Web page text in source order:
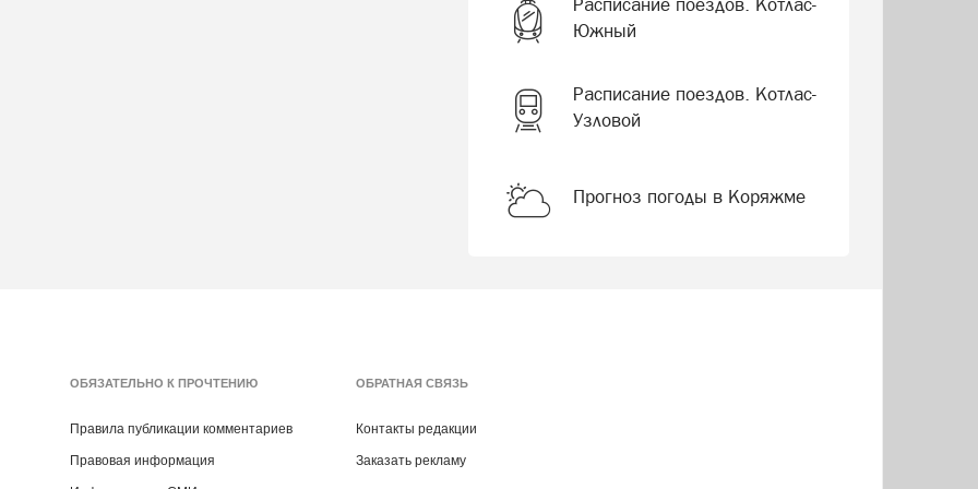
Южный
Расписание поездов. Котлас-
Узловой
Прогноз погоды в Коряжме
ОБЯЗАТЕЛЬНО К ПРОЧТЕНИЮ
Правила публикации комментариев
Правовая информация
ОБРАТНАЯ СВЯЗЬ
Контакты редакции
Заказать рекламу